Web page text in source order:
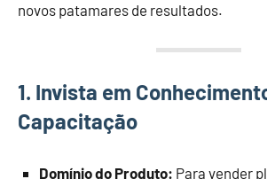
novos patamares de resultados.
1. Invista em
Capacitação
Domínio do Produto: Para vender